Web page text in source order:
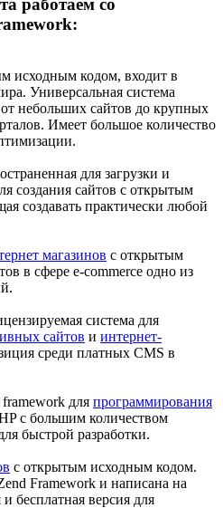
работаем со
исходным кодом, входит в
Универсальная система
небольших сайтов до крупных
Имеет большое количество
для загрузки и
создания сайтов с открытым
создавать практически любой
магазинов с открытым
в сфере e-commerce одно из
система для
сайтов и интернет-
среди платных CMS в
для программирования
с большим количеством
быстрой разработки.
с открытым исходным кодом.
Framework и написана на
бесплатная версия для